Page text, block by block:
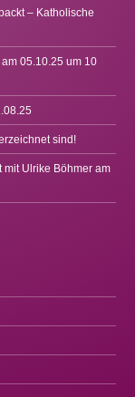
– Katholische
05.10.25 um 10
sind!
mit Ulrike Böhmer am